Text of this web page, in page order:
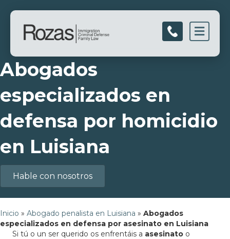
Abogados
especializados en
defensa por homicidio
en Luisiana
Hable con nosotros
Inicio » Abogado penalista en Luisiana » Abogados
especializados en defensa por asesinato en Luisiana
Si tú o un ser querido os enfrentáis a asesinato o